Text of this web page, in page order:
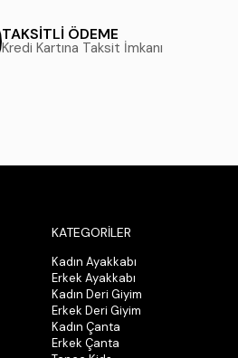
TAKSİTLİ ÖDEME
Kredi Kartına Taksit İmkanı
KATEGORİLER
Kadın Ayakkabı
Erkek Ayakkabı
Kadın Deri Giyim
Erkek Deri Giyim
Kadın Çanta
Erkek Çanta